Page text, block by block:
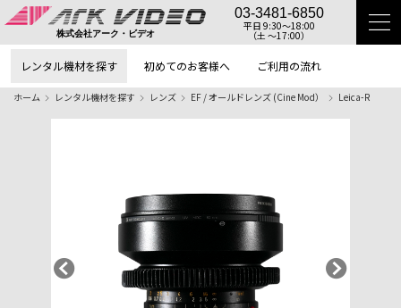
株式会社アーク・ビデオ
03-3481-6850
平日 9:30〜18:00
（土 〜17:00）
レンタル機材を探す 初めてのお客様へ ご利用の流れ
ホーム レンタル機材を探す レンズ EF / オールドレンズ (Cine Mod） Leica-R